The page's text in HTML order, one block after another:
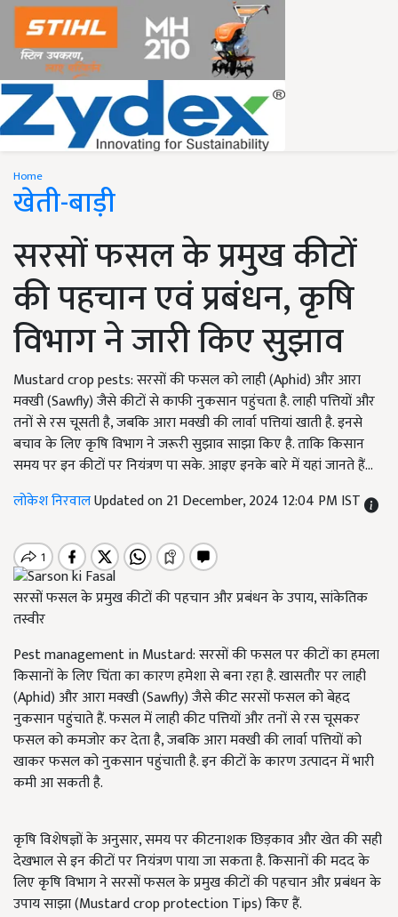
Home
खेती-बाड़ी
सरसों फसल के प्रमुख कीटों
की पहचान एवं प्रबंधन, कृषि
विभाग ने जारी किए सुझाव
Mustard crop pests: सरसों की फसल को लाही (Aphid) और आरा
मक्खी (Sawfly) जैसे कीटों से काफी नुकसान पहुंचता है. लाही पत्तियों और
तनों से रस चूसती है, जबकि आरा मक्खी की लार्वा पत्तियां खाती है. इनसे
बचाव के लिए कृषि विभाग ने जरूरी सुझाव साझा किए है. ताकि किसान
समय पर इन कीटों पर नियंत्रण पा सके. आइए इनके बारे में यहां जानते हैं...
लोकेश निरवालUpdated on 21 December, 2024 12:04 PM IST
सरसों फसल के प्रमुख कीटों की पहचान और प्रबंधन के उपाय, सांकेतिक
तस्वीर
Pest management in Mustard: सरसों की फसल पर कीटों का हमला
किसानों के लिए चिंता का कारण हमेशा से बना रहा है. खासतौर पर लाही
(Aphid) और आरा मक्खी (Sawfly) जैसे कीट सरसों फसल को बेहद
नुकसान पहुंचाते हैं. फसल में लाही कीट पत्तियों और तनों से रस चूसकर
फसल को कमजोर कर देता है, जबकि आरा मक्खी की लार्वा पत्तियों को
खाकर फसल को नुकसान पहुंचाती है. इन कीटों के कारण उत्पादन में भारी
कमी आ सकती है.
कृषि विशेषज्ञों के अनुसार, समय पर कीटनाशक छिड़काव और खेत की सही
देखभाल से इन कीटों पर नियंत्रण पाया जा सकता है. किसानों की मदद के
लिए कृषि विभाग ने सरसों फसल के प्रमुख कीटों की पहचान और प्रबंधन के
उपाय साझा (Mustard crop protection Tips) किए हैं.